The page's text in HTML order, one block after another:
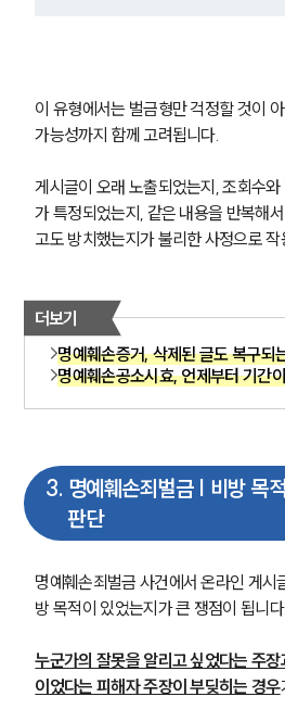
이 유형에서는 벌금형만 걱정할 것이
가능성까지 함께 고려됩니다.
게시글이 오래 노출되었는지, 조회수
가 특정되었는지, 같은 내용을 반복해
고도 방치했는지가 불리한 사정으로 작
더보기
명예훼손증거, 삭제된 글도 복구되
명예훼손공소시효, 언제부터 기간
3. 명예훼손죄벌금 | 비방 목
판단
명예훼손죄벌금 사건에서 온라인 게시
방 목적이 있었는지가 큰 쟁점이 됩니다.
누군가의 잘못을 알리고 싶었다는 주
이었다는 피해자 주장이 부딪히는 경우